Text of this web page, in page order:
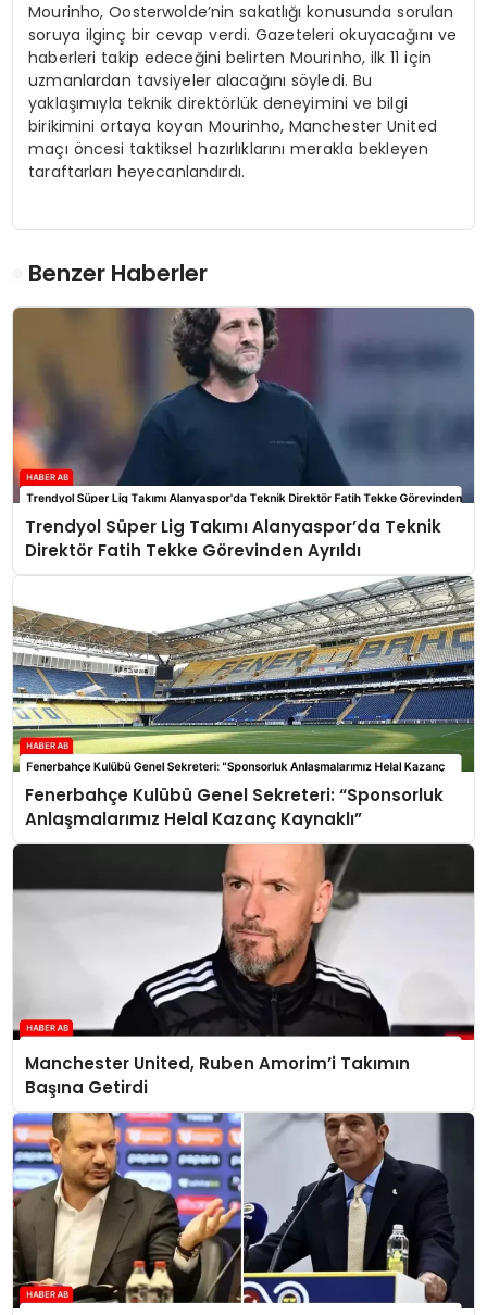
Mourinho, Oosterwolde’nin sakatlığı konusunda sorulan
soruya ilginç bir cevap verdi. Gazeteleri okuyacağını ve
haberleri takip edeceğini belirten Mourinho, ilk 11 için
uzmanlardan tavsiyeler alacağını söyledi. Bu
yaklaşımıyla teknik direktörlük deneyimini ve bilgi
birikimini ortaya koyan Mourinho, Manchester United
maçı öncesi taktiksel hazırlıklarını merakla bekleyen
taraftarları heyecanlandırdı.
Benzer Haberler
Trendyol Süper Lig Takımı Alanyaspor’da Teknik
Direktör Fatih Tekke Görevinden Ayrıldı
Fenerbahçe Kulübü Genel Sekreteri: “Sponsorluk
Anlaşmalarımız Helal Kazanç Kaynaklı”
Manchester United, Ruben Amorim’i Takımın
Başına Getirdi